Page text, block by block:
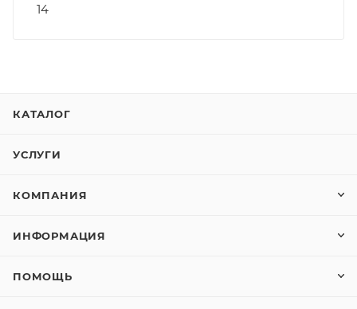
14
КАТАЛОГ
УСЛУГИ
КОМПАНИЯ
ИНФОРМАЦИЯ
ПОМОЩЬ